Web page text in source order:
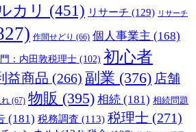
カリ (451) リサーチ (129) リサーチ
作間せどり (66) 個人事業主 (168)
：内田敦税理士 (102) 初心者
益商品 (266) 副業 (376) 店舗
れ (67) 物販 (395) 相続 (181) 相続問題
(181) 税務調査 (113) 税理士 (271)